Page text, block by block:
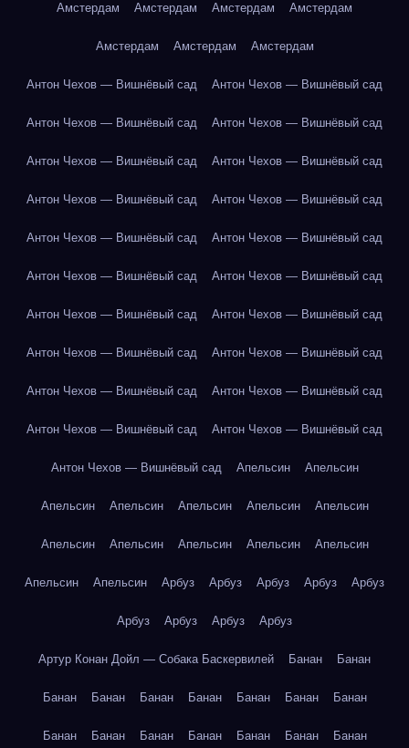
Амстердам Амстердам Амстердам Амстердам
Амстердам Амстердам Амстердам
Антон Чехов — Вишнёвый сад Антон Чехов — Вишнёвый сад
Антон Чехов — Вишнёвый сад Антон Чехов — Вишнёвый сад
Антон Чехов — Вишнёвый сад Антон Чехов — Вишнёвый сад
Антон Чехов — Вишнёвый сад Антон Чехов — Вишнёвый сад
Антон Чехов — Вишнёвый сад Антон Чехов — Вишнёвый сад
Антон Чехов — Вишнёвый сад Антон Чехов — Вишнёвый сад
Антон Чехов — Вишнёвый сад Антон Чехов — Вишнёвый сад
Антон Чехов — Вишнёвый сад Антон Чехов — Вишнёвый сад
Антон Чехов — Вишнёвый сад Антон Чехов — Вишнёвый сад
Антон Чехов — Вишнёвый сад Антон Чехов — Вишнёвый сад
Антон Чехов — Вишнёвый сад Апельсин Апельсин
Апельсин Апельсин Апельсин Апельсин Апельсин
Апельсин Апельсин Апельсин Апельсин Апельсин
Апельсин Апельсин Арбуз Арбуз Арбуз Арбуз Арбуз
Арбуз Арбуз Арбуз Арбуз
Артур Конан Дойл — Собака Баскервилей Банан Банан
Банан Банан Банан Банан Банан Банан Банан
Банан Банан Банан Банан Банан Банан Банан